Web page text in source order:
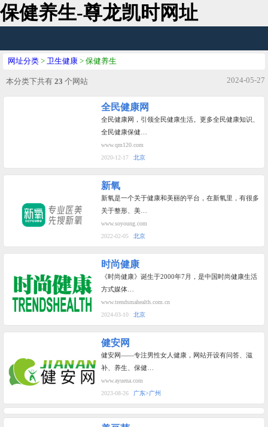
保健养生-尊龙凯时网址
网址分类 > 卫生健康 > 保健养生
本分类下共有 23 个网站 2024-05-27
全民健康网
全民健康网，引领全民健康生活。更多全民健康知识、
全民健康保健…
www.qm120.com
2020-12-17
北京
新氧
新氧是一个关于健康和美丽的平台，在新氧里，有很多
关于整形、美…
www.soyoung.com
2022-02-05
北京
时尚健康
《时尚健康》诞生于2000年7月，是中国时尚健康生活
方式媒体…
www.trendsmahealth.com.cn
2024-03-10
北京
健安网
健安网——专注男性女人健康，网站开设有问答、滋
补、养生、保健…
www.ayuena.com
2023-08-26
广东>广州